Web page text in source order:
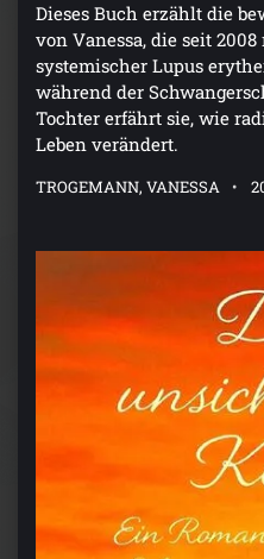
Dieses Buch erzählt die
von Vanessa, die seit
systemischer Lupus
während der
Tochter erfährt sie, wie
Leben verändert.
TROGEMANN, VANESSA